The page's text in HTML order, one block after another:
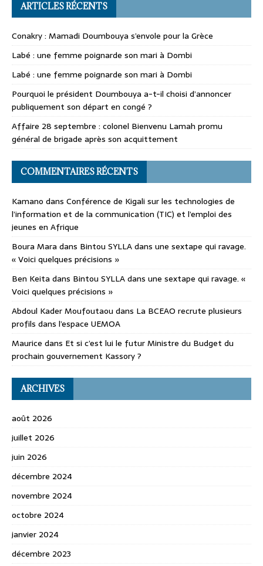
ARTICLES RÉCENTS
Conakry : Mamadi Doumbouya s’envole pour la Grèce
Labé : une femme poignarde son mari à Dombi
Labé : une femme poignarde son mari à Dombi
Pourquoi le président Doumbouya a-t-il choisi d’annoncer
publiquement son départ en congé ?
Affaire 28 septembre : colonel Bienvenu Lamah promu
général de brigade après son acquittement
COMMENTAIRES RÉCENTS
Kamano dans Conférence de Kigali sur les technologies de
l’information et de la communication (TIC) et l’emploi des
jeunes en Afrique
Boura Mara dans Bintou SYLLA dans une sextape qui ravage.
« Voici quelques précisions »
Ben Keita dans Bintou SYLLA dans une sextape qui ravage. «
Voici quelques précisions »
Abdoul Kader Moufoutaou dans La BCEAO recrute plusieurs
profils dans l’espace UEMOA
Maurice dans Et si c’est lui le futur Ministre du Budget du
prochain gouvernement Kassory ?
ARCHIVES
août 2026
juillet 2026
juin 2026
décembre 2024
novembre 2024
octobre 2024
janvier 2024
décembre 2023